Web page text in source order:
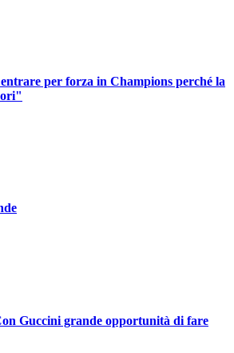
per forza in Champions perché la
Guccini grande opportunità di fare